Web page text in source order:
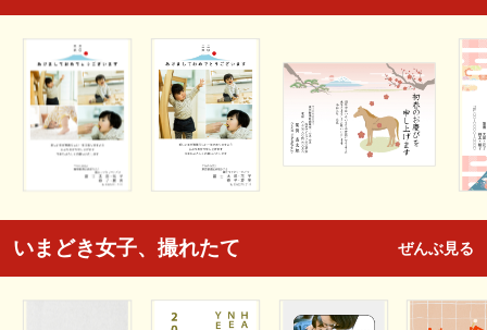
いまどき女子、撮れたて ぜんぶ見る